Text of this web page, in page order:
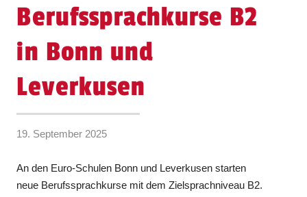
Berufssprachkurse B2
in Bonn und
Leverkusen
19. September 2025
An den Euro-Schulen Bonn und Leverkusen starten
neue Berufssprachkurse mit dem Zielsprachniveau B2.